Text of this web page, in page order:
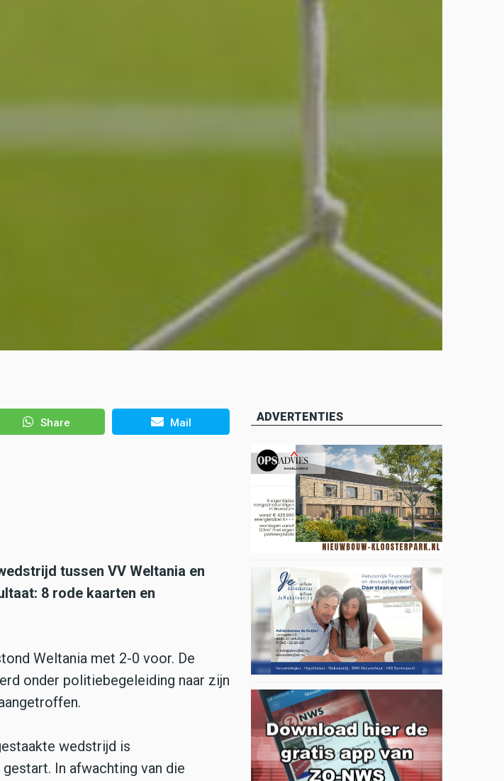
Share Mail
tussen VV Weltania en
8 rode kaarten en
Weltania met 2-0 voor. De
onder politiebegeleiding naar zijn
wedstrijd is
In afwachting van die
ADVERTENTIES